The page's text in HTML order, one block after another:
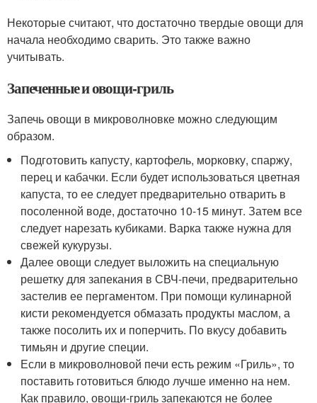
Некоторые считают, что достаточно твердые овощи для
начала необходимо сварить. Это также важно
учитывать.
Запеченные и овощи-гриль
Запечь овощи в микроволновке можно следующим
образом.
Подготовить капусту, картофель, морковку, спаржу,
перец и кабачки. Если будет использоваться цветная
капуста, то ее следует предварительно отварить в
посоленной воде, достаточно 10-15 минут. Затем все
следует нарезать кубиками. Варка также нужна для
свежей кукурузы.
Далее овощи следует выложить на специальную
решетку для запекания в СВЧ-печи, предварительно
застелив ее пергаментом. При помощи кулинарной
кисти рекомендуется обмазать продукты маслом, а
также посолить их и поперчить. По вкусу добавить
тимьян и другие специи.
Если в микроволновой печи есть режим «Гриль», то
поставить готовиться блюдо лучше именно на нем.
Как правило, овощи-гриль запекаются не более